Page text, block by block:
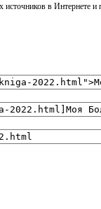
в Интернете